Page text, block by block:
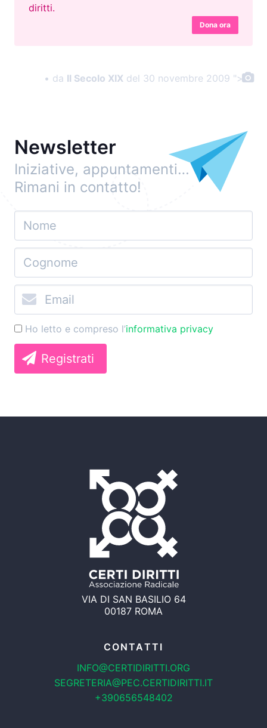
• da Il Secolo XIX del 30 novembre 2009 ">
diritti.
Dona ora
Newsletter
Iniziative, appuntamenti…
Rimani in contatto!
Ho letto e compreso l’informativa privacy
Registrati
VIA DI SAN BASILIO 64
00187 ROMA
CONTATTI
INFO@CERTIDIRITTI.ORG
SEGRETERIA@PEC.CERTIDIRITTI.IT
+390656548402